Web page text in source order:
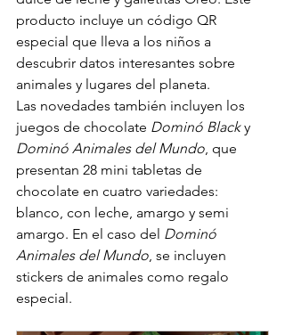
producto incluye un código QR
especial que lleva a los niños a
descubrir datos interesantes sobre
animales y lugares del planeta.
Las novedades también incluyen los
juegos de chocolate Dominó Black y
Dominó Animales del Mundo , que
presentan 28 mini tabletas de
chocolate en cuatro variedades:
blanco, con leche, amargo y semi
amargo. En el caso del Dominó
Animales del Mundo , se incluyen
stickers de animales como regalo
especial.